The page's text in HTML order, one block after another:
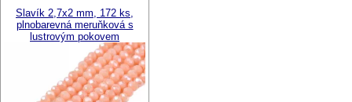
Slavík 2,7x2 mm, 172 ks,
plnobarevná meruňková s
lustrovým pokovem